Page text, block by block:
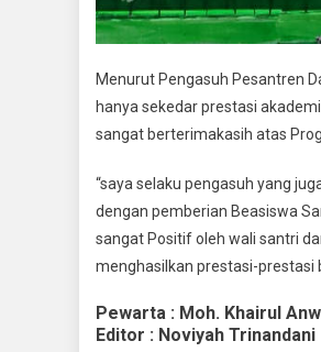
Menurut Pengasuh Pesantren
hanya sekedar prestasi
sangat berterimakasih atas
“saya selaku pengasuh yang
dengan pemberian Beasiswa
sangat Positif oleh wali santri
menghasilkan prestasi-prestasi
Pewarta : Moh. Khairul
Editor : Noviyah Trinandani